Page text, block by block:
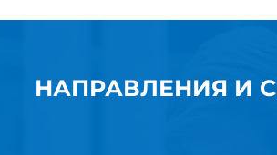
НАПРАВЛЕНИЯ И